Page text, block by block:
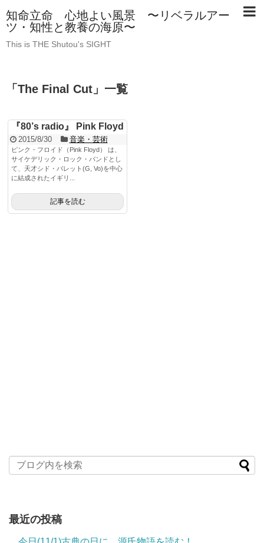
知命立命 心地よい風景 〜リベラルアー
ツ・知性と教養の海原〜
This is THE Shutou's SIGHT
「 The Final Cut 」 一覧
『80’s radio』 Pink Floyd
2015/8/30 音楽・芸術
ピンク・フロイド（Pink Floyd） は、
サイケデリック・ロック・バンドとし
て、天才シド・バレット(G, Vo)を中心
に結成されたイギリ...
記事を読む
最近の投稿